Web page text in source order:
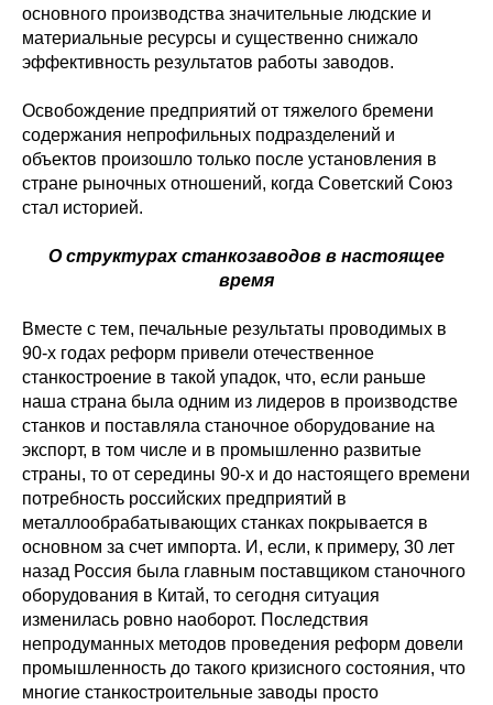
основного производства значительные людские и
материальные ресурсы и существенно снижало
эффективность результатов работы заводов.
Освобождение предприятий от тяжелого бремени
содержания непрофильных подразделений и
объектов произошло только после установления в
стране рыночных отношений, когда Советский Союз
стал историей.
О структурах станкозаводов в настоящее
время
Вместе с тем, печальные результаты проводимых в
90-х годах реформ привели отечественное
станкостроение в такой упадок, что, если раньше
наша страна была одним из лидеров в производстве
станков и поставляла станочное оборудование на
экспорт, в том числе и в промышленно развитые
страны, то от середины 90-х и до настоящего времени
потребность российских предприятий в
металлообрабатывающих станках покрывается в
основном за счет импорта. И, если, к примеру, 30 лет
назад Россия была главным поставщиком станочного
оборудования в Китай, то сегодня ситуация
изменилась ровно наоборот. Последствия
непродуманных методов проведения реформ довели
промышленность до такого кризисного состояния, что
многие станкостроительные заводы просто